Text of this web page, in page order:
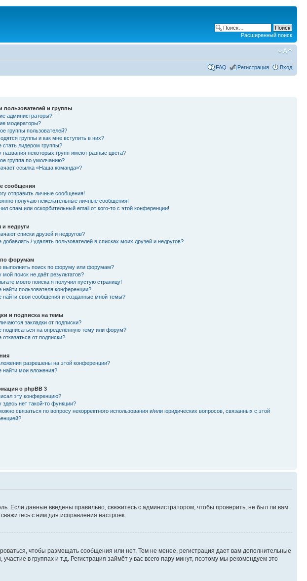
Расширенный поиск
FAQ Регистрация Вход
пользователей и группы
администраторы?
модераторы?
группы пользователей?
группы и как мне вступить в них?
стать лидером группы?
названия некоторых групп имеют разные цвета?
группа по умолчанию?
ссылка «Наша команда»?
сообщения
отправить личные сообщения!
получаю нежелательные личные сообщения!
спам или оскорбительный email от кого-то с этой конференции!
и недруги
списки друзей и недругов?
добавлять / удалять пользователей в списках моих друзей и недругов?
форумам
выполнить поиск по форуму или форумам?
поиск не даёт результатов?
моего поиска я получил пустую страницу!
найти пользователя конференции?
найти свои сообщения и созданные мной темы?
и подписка на темы
закладки от подписки?
подписаться на определённую тему или форум?
отказаться от подписки?
разрешены на этой конференции?
найти мои вложения?
о phpBB 3
эту конференцию?
нет такой-то функции?
связаться по вопросу некорректного использования и/или юридических вопросов, связанных с этой
Если данные введены правильно, свяжитесь с администратором, чтобы проверить, не был ли вам
с ним для исправления настроек.
чтобы размещать сообщения или нет. Тем не менее, регистрация дает вам дополнительные
в группах и т.д. Регистрация займёт у вас всего пару минут, поэтому мы рекомендуем это